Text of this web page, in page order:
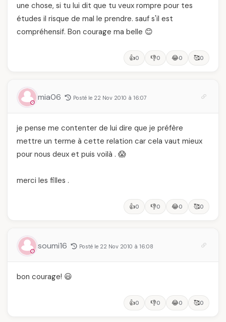
une chose, si tu lui dit que tu veux rompre pour tes
études il risque de mal le prendre. sauf s'il est
compréhensif. Bon courage ma belle 😊
👍0 👎0 😂0 🥰0
mia06 Posté le 22 Nov 2010 à 16:07
je pense me contenter de lui dire que je préfère
mettre un terme à cette relation car cela vaut mieux
pour nous deux et puis voilà . 😱
merci les filles .
👍0 👎0 😂0 🥰0
soumi16 Posté le 22 Nov 2010 à 16:08
bon courage! 😃
👍0 👎0 😂0 🥰0